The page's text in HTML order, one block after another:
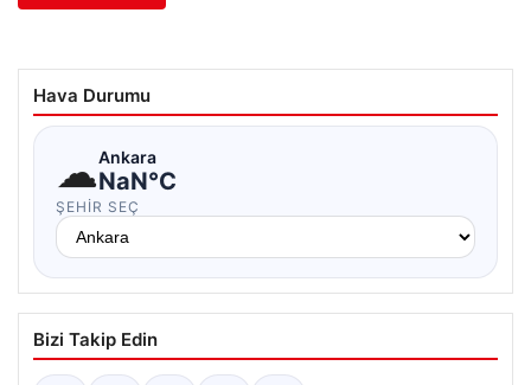
Hava Durumu
☁Ankara
NaN°C
ŞEHIR SEÇ
Bizi Takip Edin